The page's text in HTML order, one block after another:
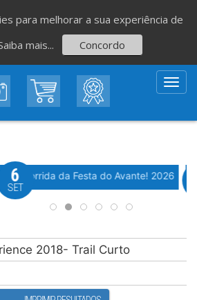
Evento WeTiming
37ª Corrida da Festa do Avante! 2026
6
SET
2018- Trail Curto
para melhorar a sua experiência de
mais... Concordo